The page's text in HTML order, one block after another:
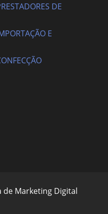
DE
E
de Marketing Digital